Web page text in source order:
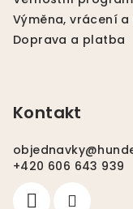
Výměna, vrácení
Doprava a platba
Kontakt
objednavky@
+420 606 643 939